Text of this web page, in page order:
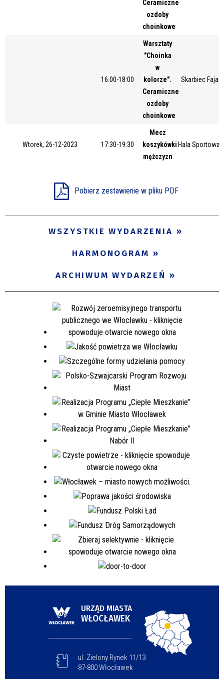
Ceramiczne
ozdoby
choinkowe
16:00-18:00
Warsztaty
"Choinka
w
kolorze".
Ceramiczne
ozdoby
choinkowe
Skarbiec
Wtorek, 26-12-2023 17:30-19:30
Mecz
koszykówki
mężczyzn
Hala Sportowa
Pobierz zestawienie w pliku PDF
WSZYSTKIE WYDARZENIA
HARMONOGRAM
ARCHIWUM WYDARZEŃ
URZĄD MIASTA
WŁOCŁAWEK
ul. Zielony Rynek 11/13
87-800 Włocławek